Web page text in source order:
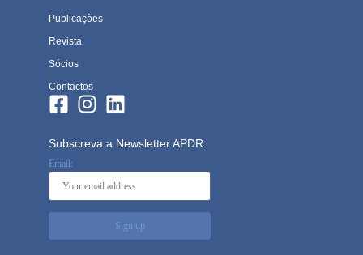
Publicações
Revista
Sócios
Contactos
Subscreva a Newsletter APDR:
Email: